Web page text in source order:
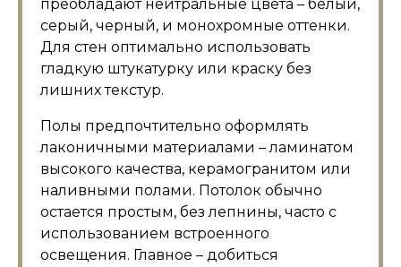
преобладают нейтральные цвета – белый,
серый, черный, и монохромные оттенки.
Для стен оптимально использовать
гладкую штукатурку или краску без
лишних текстур.
Полы предпочтительно оформлять
лаконичными материалами – ламинатом
высокого качества, керамогранитом или
наливными полами. Потолок обычно
остается простым, без лепнины, часто с
использованием встроенного
освещения. Главное – добиться